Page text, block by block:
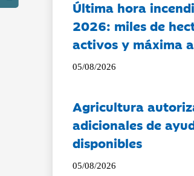
Última hora
2026: miles de
activos y máxima
05/08/2026
Agricultura
adicionales de
disponibles
05/08/2026